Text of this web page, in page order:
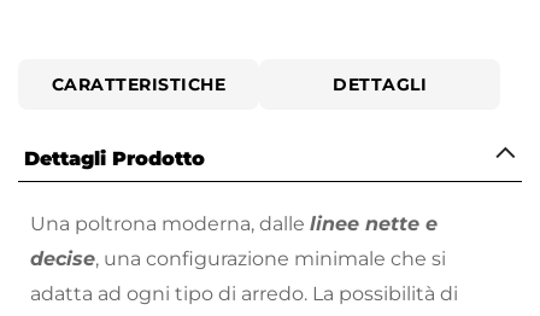
CARATTERISTICHE DETTAGLI
Dettagli Prodotto
Una poltrona moderna, dalle linee nette e
decise, una configurazione minimale che si
adatta ad ogni tipo di arredo. La possibilità di